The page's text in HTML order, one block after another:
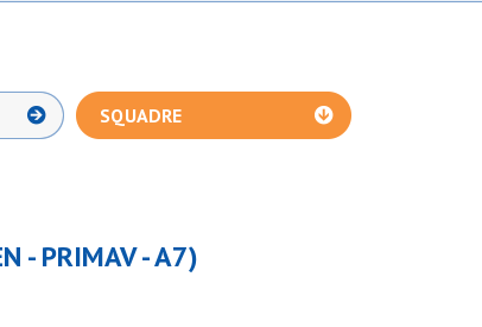
SQUADRE
- PRIMAV - A7)